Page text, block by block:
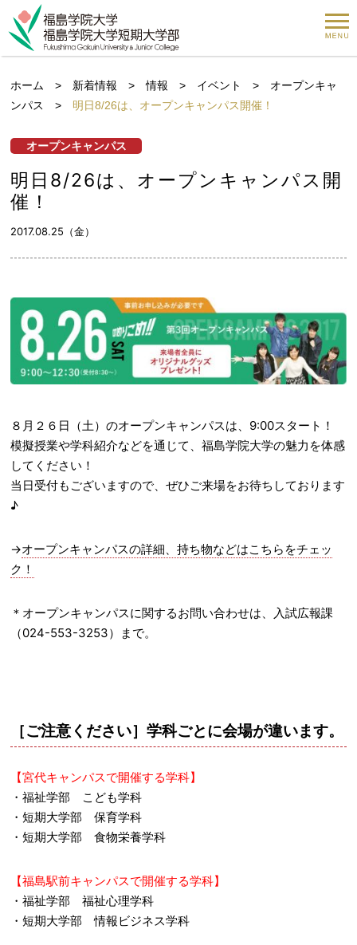
ホーム > 新着情報 >情報 > イベント > オープンキャ
ンパス
> 明日8/26は、オープンキャンパス開催！
オープンキャンパス
明日8/26は、オープンキャンパス開
催！
2017.08.25（金）
８月２６日（土）のオープンキャンパスは、9:00スタート！
模擬授業や学科紹介などを通じて、福島学院大学の魅力を体感
してください！
当日受付もございますので、ぜひご来場をお待ちしております
♪
→オープンキャンパスの詳細、持ち物などはこちらをチェッ
ク！
＊オープンキャンパスに関するお問い合わせは、入試広報課
（024-553-3253）まで。
［ご注意ください］学科ごとに会場が違います。
【宮代キャンパスで開催する学科】
・福祉学部 こども学科
・短期大学部 保育学科
・短期大学部 食物栄養学科
【福島駅前キャンパスで開催する学科】
・福祉学部 福祉心理学科
・短期大学部 情報ビジネス学科